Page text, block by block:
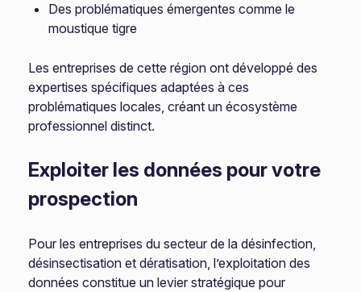
Des problématiques émergentes comme le
moustique tigre
Les entreprises de cette région ont développé des
expertises spécifiques adaptées à ces
problématiques locales, créant un écosystème
professionnel distinct.
Exploiter les données pour votre
prospection
Pour les entreprises du secteur de la désinfection,
désinsectisation et dératisation, l’exploitation des
données constitue un levier stratégique pour